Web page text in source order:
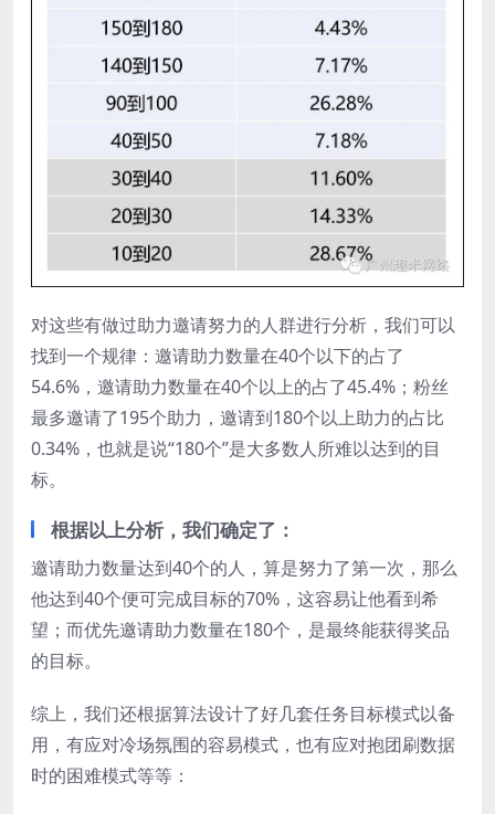
对这些有做过助力邀请努力的人群进行分析，我们可以
找到一个规律：邀请助力数量在40个以下的占了
54.6%，邀请助力数量在40个以上的占了45.4%；粉丝
最多邀请了195个助力，邀请到180个以上助力的占比
0.34%，也就是说“180个”是大多数人所难以达到的目
标。
根据以上分析，我们确定了：
邀请助力数量达到40个的人，算是努力了第一次，那么
他达到40个便可完成目标的70%，这容易让他看到希
望；而优先邀请助力数量在180个，是最终能获得奖品
的目标。
综上，我们还根据算法设计了好几套任务目标模式以备
用，有应对冷场氛围的容易模式，也有应对抱团刷数据
时的困难模式等等：